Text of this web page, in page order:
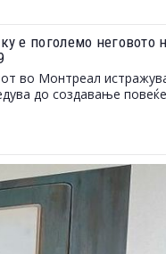
е поголемо неговото
во Монтреал
до создавање